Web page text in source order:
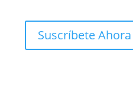
Suscríbete Ahora